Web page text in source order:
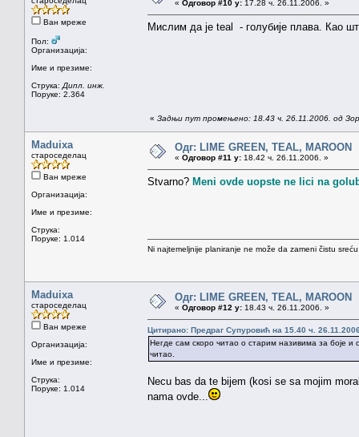
Ван мреже
Пол:
Организација:
Име и презиме:
Струка: Дипл. инж.
Поруке: 2.364
« Одговор #10 у: 17.28 ч. 26.11.2006. »
Мислим да је teal - голубије плава. Као
« Задњи пут промењено: 18.43 ч. 26.11.2006. од
Maduixa
староседелац
Ван мреже
Организација:
Име и презиме:
Струка:
Поруке: 1.014
Одг: LIME GREEN, TEAL, MAROON
« Одговор #11 у: 18.42 ч. 26.11.2006. »
Stvarno? Meni ovde uopste ne lici na
Ni najtemeljnije planiranje ne može da zameni čistu
Maduixa
староседелац
Ван мреже
Организација:
Име и презиме:
Струка:
Поруке: 1.014
Одг: LIME GREEN, TEAL, MAROON
« Одговор #12 у: 18.43 ч. 26.11.2006. »
Цитирано: Предраг Супуровић на 15.40 ч.
Негде сам скоро читао о старим називима за боје
читао.
Necu bas da te bijem (kosi se sa mojim
nama ovde...